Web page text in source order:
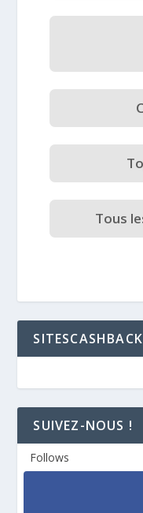
Tous
SUIVEZ-NOUS !
Follows